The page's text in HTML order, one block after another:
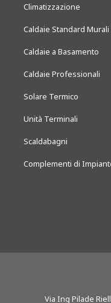
Climatizzazione
Caldaie Standard Murali
Caldaie a Basamento
Caldaie Professionali
Solare Termico
Unità Terminali
Scaldabagni
Complementi di
Via Ing Pilade